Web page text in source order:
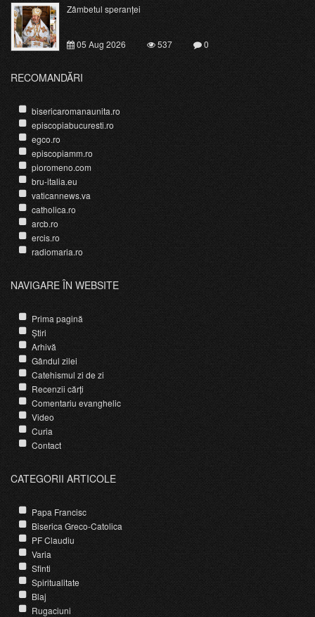
Zâmbetul speranței
05 Aug 2026 537 0
RECOMANDĂRI
bisericaromanaunita.ro
episcopiabucuresti.ro
egco.ro
episcopiamm.ro
pioromeno.com
bru-italia.eu
vaticannews.va
catholica.ro
arcb.ro
ercis.ro
radiomaria.ro
NAVIGARE ÎN WEBSITE
Prima pagină
Știri
Arhivă
Gândul zilei
Catehismul zi de zi
Recenzii cărți
Comentariu evanghelic
Video
Curia
Contact
CATEGORII ARTICOLE
Papa Francisc
Biserica Greco-Catolica
PF Claudiu
Varia
Sfinti
Spiritualitate
Blaj
Rugaciuni